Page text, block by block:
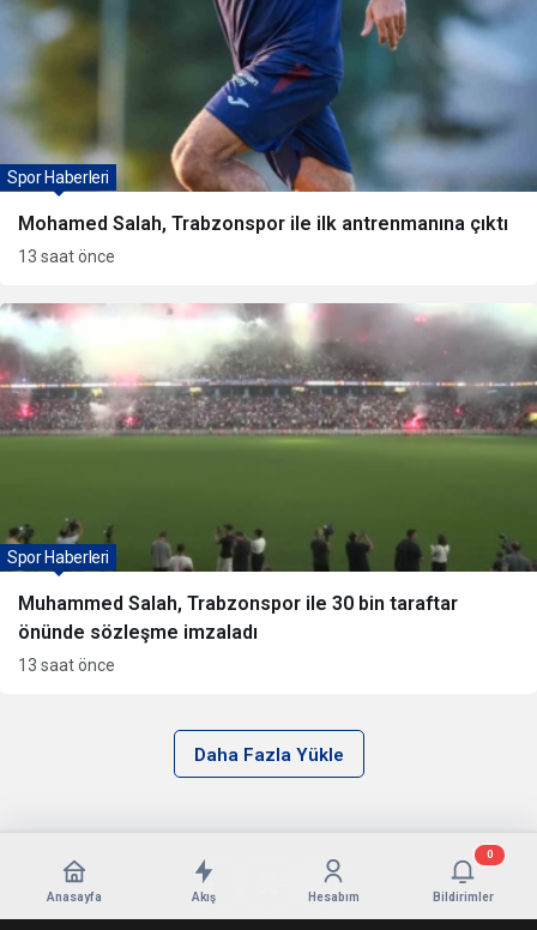
Mohamed Salah, Trabzonspor ile ilk antrenmanına çıktı
Spor Haberleri
13 saat önce
Muhammed Salah, Trabzonspor ile 30 bin taraftar
önünde sözleşme imzaladı
Spor Haberleri
13 saat önce
Daha Fazla Yükle
Anasayfa Akış Hesabım Bildirimler
0